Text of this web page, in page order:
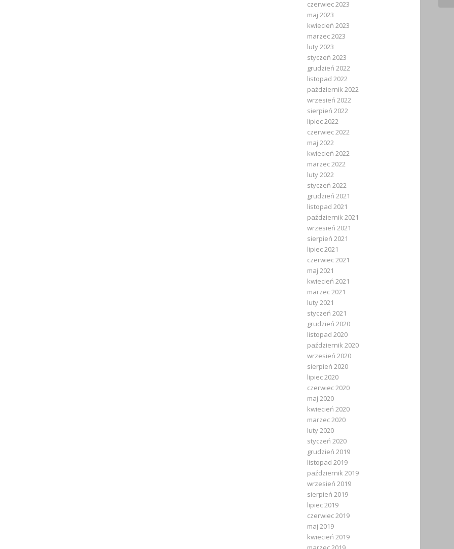
czerwiec 2023
maj 2023
kwiecień 2023
marzec 2023
luty 2023
styczeń 2023
grudzień 2022
listopad 2022
październik 2022
wrzesień 2022
sierpień 2022
lipiec 2022
czerwiec 2022
maj 2022
kwiecień 2022
marzec 2022
luty 2022
styczeń 2022
grudzień 2021
listopad 2021
październik 2021
wrzesień 2021
sierpień 2021
lipiec 2021
czerwiec 2021
maj 2021
kwiecień 2021
marzec 2021
luty 2021
styczeń 2021
grudzień 2020
listopad 2020
październik 2020
wrzesień 2020
sierpień 2020
lipiec 2020
czerwiec 2020
maj 2020
kwiecień 2020
marzec 2020
luty 2020
styczeń 2020
grudzień 2019
listopad 2019
październik 2019
wrzesień 2019
sierpień 2019
lipiec 2019
czerwiec 2019
maj 2019
kwiecień 2019